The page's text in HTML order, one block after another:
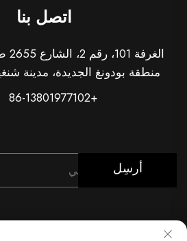
اتصل بنا
منطقة بودونغ الجديدة، مدينة
+86-13801977102
أرسِل